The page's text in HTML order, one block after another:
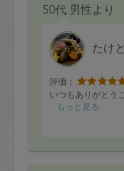
50代 男性より
たけと
評価：
いつもありがとう
もっと見る